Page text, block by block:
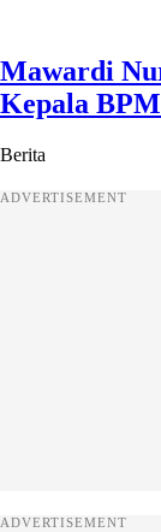
Mawardi
Kepala
Berita
ADVERTISEMENT
ADVERTISEMENT